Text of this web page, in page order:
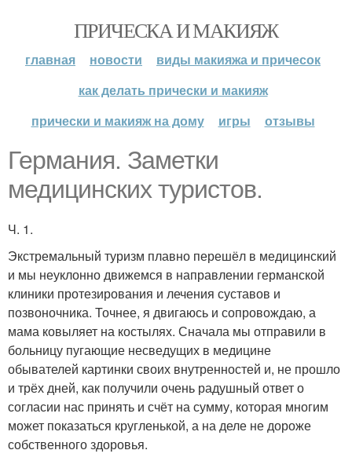
ПРИЧЕСКА И МАКИЯЖ
главная новости
виды макияжа и причесок
как делать прически и макияж
прически и макияж на дому
игры отзывы
Германия. Заметки
медицинских туристов.
Ч. 1.
Экстремальный туризм плавно перешёл в медицинский
и мы неуклонно движемся в направлении германской
клиники протезирования и лечения суставов и
позвоночника. Точнее, я двигаюсь и сопровождаю, а
мама ковыляет на костылях. Сначала мы отправили в
больницу пугающие несведущих в медицине
обывателей картинки своих внутренностей и, не прошло
и трёх дней, как получили очень радушный ответ о
согласии нас принять и счёт на сумму, которая многим
может показаться кругленькой, а на деле не дороже
собственного здоровья.